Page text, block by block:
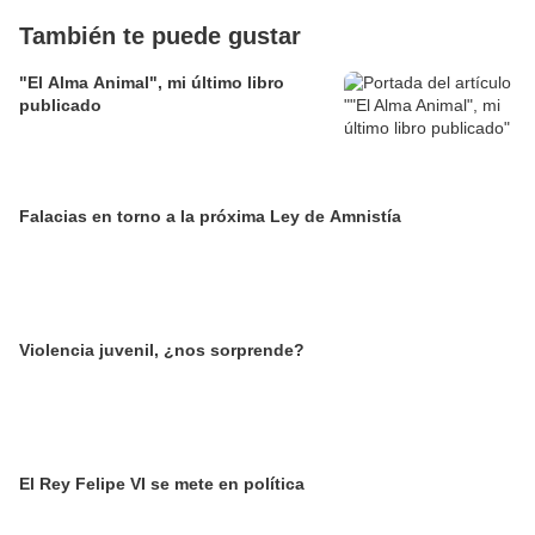
También te puede gustar
"El Alma Animal", mi último libro
publicado
Falacias en torno a la próxima Ley de Amnistía
Violencia juvenil, ¿nos sorprende?
El Rey Felipe VI se mete en política